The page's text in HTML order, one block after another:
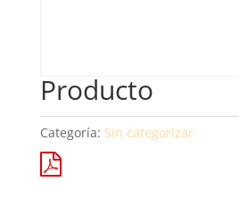
Producto
Categoría: Sin categorizar